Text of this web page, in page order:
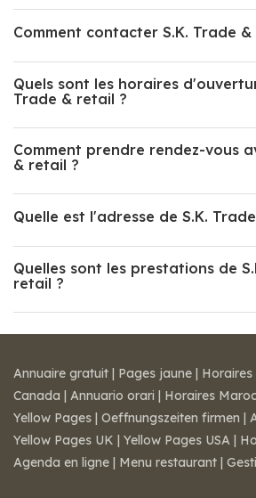
Comment contacter S.K. Trade
Quels sont les horaires
Trade & retail ?
Comment prendre rendez-vous
& retail ?
Quelle est l'adresse de S.K.
Quelles sont les prestations de
retail ?
Annuaire gratuit | Pages jaune | Horaires
Canada | Annuario orari | Horaires Maroc
Yellow Pages | Oeffnungszeiten firmen |
Yellow Pages UK | Yellow Pages USA |
Agenda en ligne | Menu restaurant |